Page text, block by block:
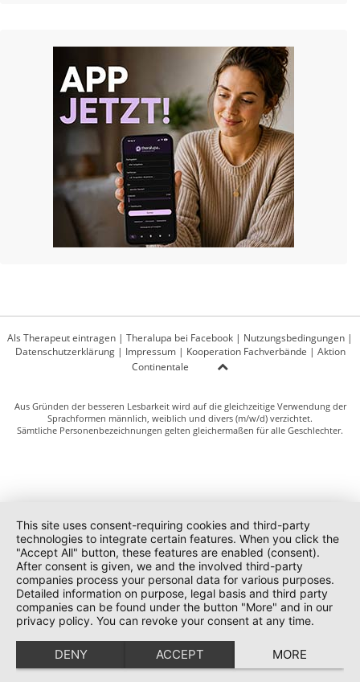
Als Therapeut eintragen | Theralupa bei Facebook | Nutzungsbedingungen |
Datenschutzerklärung| Impressum| Kooperation Fachverbände | Aktion
Continentale
Aus Gründen der besseren Lesbarkeit wird auf die gleichzeitige Verwendung der
Sprachformen männlich, weiblich und divers (m/w/d) verzichtet.
Sämtliche Personenbezeichnungen gelten gleichermaßen für alle Geschlechter.
This site uses consent-requiring cookies and third-party
technologies to integrate certain features. When you click the
"Accept All" button, these features are enabled (consent).
After consent is given, we and the involved third-party
companies process your personal data for various purposes.
Detailed information on purpose, legal basis and third party
companies can be found under the button "More" and in our
privacy policy. You can revoke your consent at any time.
DENY ACCEPT MORE